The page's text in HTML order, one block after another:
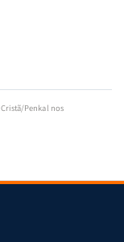
Penkal nos